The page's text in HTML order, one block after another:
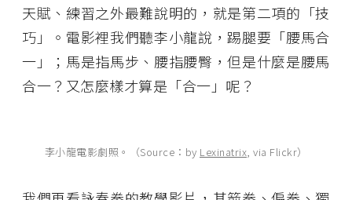
天賦、練習之外最難說明的，就是第二項的「技
巧」。電影裡我們聽李小龍說，踢腿要「腰馬合
一」；馬是指馬步、腰指腰臀，但是什麼是腰馬
合一？又怎麼樣才算是「合一」呢？
李小龍電影劇照。（Source：by Lexinatrix, via Flickr）